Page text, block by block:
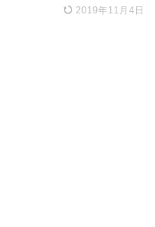
2019年11月4日